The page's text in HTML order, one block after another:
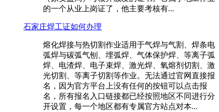
的一个从业上岗证了，他主要考核有...
石家庄焊工证如何办理
熔化焊接与热切割作业适用于气焊与气割、焊条电
弧焊与碳弧气刨、埋弧焊、气体保护焊、等离子弧
焊、电渣焊、电子束焊、激光焊、氧熔剂切割、激
光切割、等离子切割等作业。无法通过官网直接报
名，因为官方平台上没有任何的按钮可以点击报
名，所有报名入口链接都已经按照地区不同进行分
开设置，每一个地区都有专属官方站点对本...